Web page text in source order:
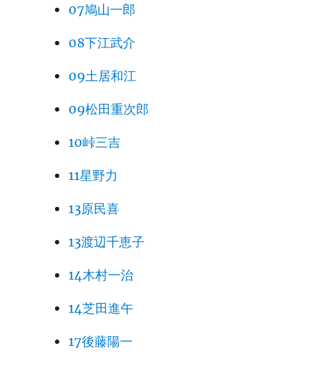
07鳩山一郎
08下江武介
09土居和江
09松田重次郎
10峠三吉
11星野力
13原民喜
13渡辺千恵子
14木村一治
14芝田進午
17後藤陽一